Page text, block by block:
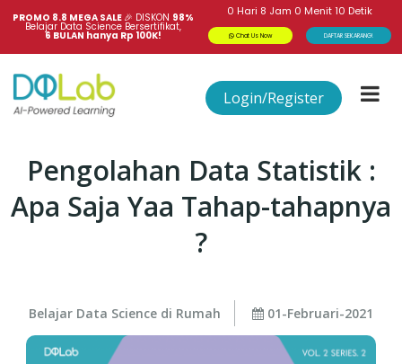
PROMO 8.8 MEGA SALE 🎉 DISKON 98%
Belajar Data Science Bersertifikat,
6 BULAN hanya Rp 100K!
0 Hari 8 Jam 0 Menit10 Detik
Chat Us Now DAFTAR SEKARANG!
Login/Register
Pengolahan Data Statistik :
Apa Saja Yaa Tahap-tahapnya
?
Belajar Data Science di Rumah 01-Februari-2021